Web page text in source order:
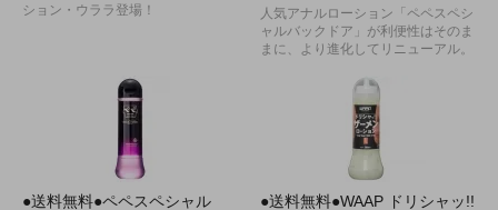
ション・ウララ登場！
人気アナルローション「ペペスペシ
ャルバックドア」が利便性はそのま
まに、より進化してリニューアル。
●送料無料●ペペスペシャル
●送料無料●WAAP ドリシャッ!!